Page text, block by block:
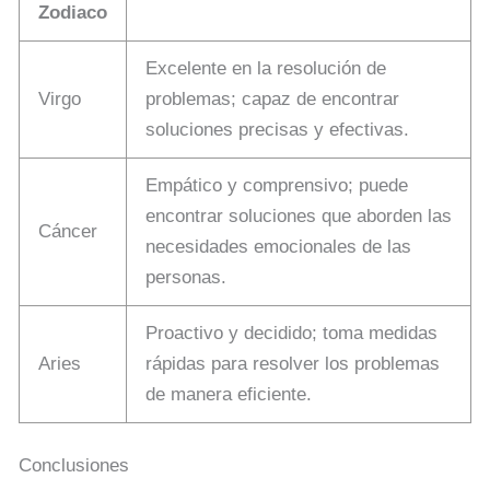
Zodiaco
Virgo
Excelente en la resolución de
problemas; capaz de encontrar
soluciones precisas y efectivas.
Cáncer
Empático y comprensivo; puede
encontrar soluciones que aborden las
necesidades emocionales de las
personas.
Aries
Proactivo y decidido; toma medidas
rápidas para resolver los problemas
de manera eficiente.
Conclusiones